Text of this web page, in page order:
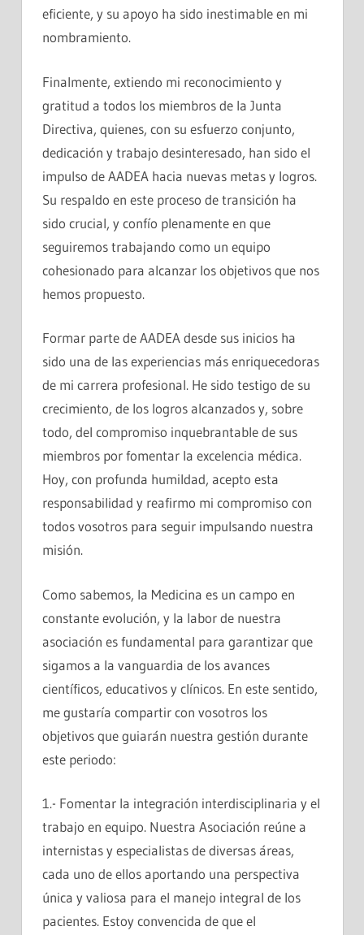
eficiente, y su apoyo ha sido inestimable en mi
nombramiento.
Finalmente, extiendo mi reconocimiento y
gratitud a todos los miembros de la Junta
Directiva, quienes, con su esfuerzo conjunto,
dedicación y trabajo desinteresado, han sido el
impulso de AADEA hacia nuevas metas y logros.
Su respaldo en este proceso de transición ha
sido crucial, y confío plenamente en que
seguiremos trabajando como un equipo
cohesionado para alcanzar los objetivos que nos
hemos propuesto.
Formar parte de AADEA desde sus inicios ha
sido una de las experiencias más enriquecedoras
de mi carrera profesional. He sido testigo de su
crecimiento, de los logros alcanzados y, sobre
todo, del compromiso inquebrantable de sus
miembros por fomentar la excelencia médica.
Hoy, con profunda humildad, acepto esta
responsabilidad y reafirmo mi compromiso con
todos vosotros para seguir impulsando nuestra
misión.
Como sabemos, la Medicina es un campo en
constante evolución, y la labor de nuestra
asociación es fundamental para garantizar que
sigamos a la vanguardia de los avances
científicos, educativos y clínicos. En este sentido,
me gustaría compartir con vosotros los
objetivos que guiarán nuestra gestión durante
este periodo:
1.- Fomentar la integración interdisciplinaria y el
trabajo en equipo. Nuestra Asociación reúne a
internistas y especialistas de diversas áreas,
cada uno de ellos aportando una perspectiva
única y valiosa para el manejo integral de los
pacientes. Estoy convencida de que el